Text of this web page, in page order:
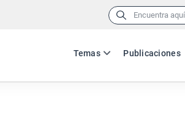
Buscar:
Temas Publicaciones